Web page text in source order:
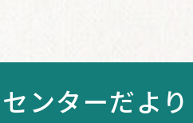
ンターだより